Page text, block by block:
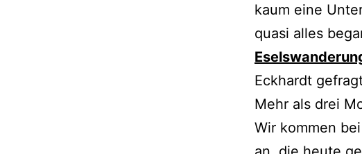
kaum eine
quasi alles
Eckhardt
Mehr als drei
Wir kommen